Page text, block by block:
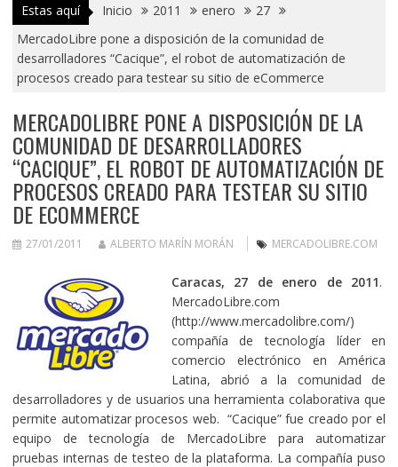
Estas aquí Inicio 2011 enero
27
MercadoLibre pone a disposición de la comunidad de
desarrolladores “Cacique”, el robot de automatización de
procesos creado para testear su sitio de eCommerce
MERCADOLIBRE PONE A DISPOSICIÓN DE LA
COMUNIDAD DE DESARROLLADORES
“CACIQUE”, EL ROBOT DE AUTOMATIZACIÓN DE
PROCESOS CREADO PARA TESTEAR SU SITIO
DE ECOMMERCE
27/01/2011 ALBERTO MARÍN MORÁN MERCADOLIBRE.COM
Caracas, 27 de enero de 2011.
MercadoLibre.com
(http://www.mercadolibre.com/)
compañía de tecnología líder en
comercio electrónico en América
Latina, abrió a la comunidad de
desarrolladores y de usuarios una herramienta colaborativa que
permite automatizar procesos web. “Cacique” fue creado por el
equipo de tecnología de MercadoLibre para automatizar
pruebas internas de testeo de la plataforma. La compañía puso